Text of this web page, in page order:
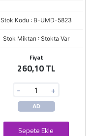
Stok Kodu : B-UMD-5823
Stok Miktarı : Stokta Var
Fiyat
260,10 TL
- +
AD
Sepete Ekle